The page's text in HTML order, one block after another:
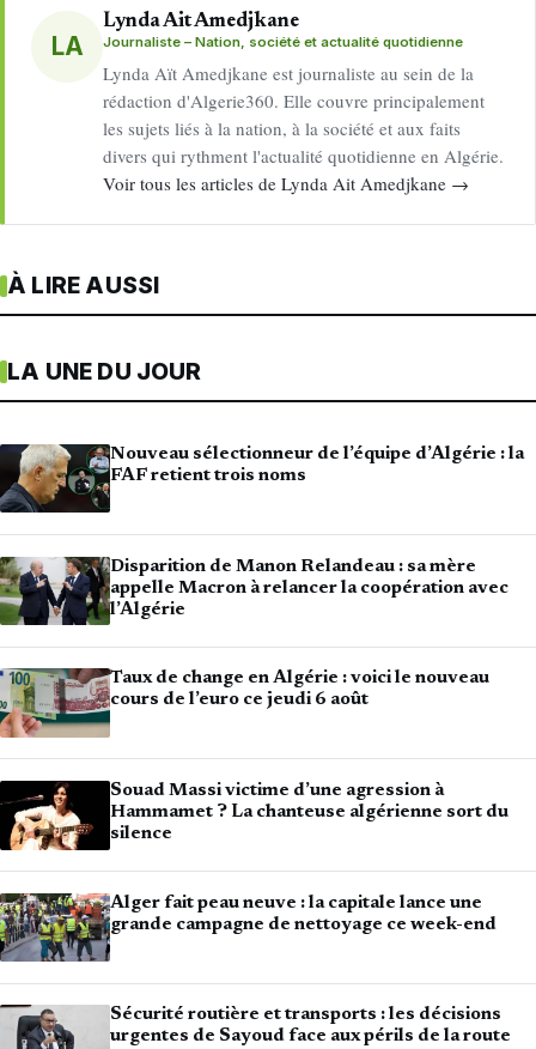
LA
Lynda Ait Amedjkane
Journaliste – Nation, société et actualité quotidienne
Lynda Aït Amedjkane est journaliste au sein de la
rédaction d'Algerie360. Elle couvre principalement
les sujets liés à la nation, à la société et aux faits
divers qui rythment l'actualité quotidienne en Algérie.
Voir tous les articles de Lynda Ait Amedjkane →
À LIRE AUSSI
LA UNE DU JOUR
Nouveau sélectionneur de l’équipe d’Algérie : la
FAF retient trois noms
Disparition de Manon Relandeau : sa mère
appelle Macron à relancer la coopération avec
l’Algérie
Taux de change en Algérie : voici le nouveau
cours de l’euro ce jeudi 6 août
Souad Massi victime d’une agression à
Hammamet ? La chanteuse algérienne sort du
silence
Alger fait peau neuve : la capitale lance une
grande campagne de nettoyage ce week-end
Sécurité routière et transports : les décisions
urgentes de Sayoud face aux périls de la route